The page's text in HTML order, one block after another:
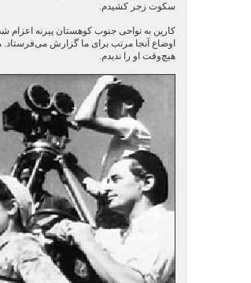
سکوت زجر کشیدم.
کارین به نواحی جنوب کوهستان پیرنه اعزام
اوضاع آنجا مرتب برای ما گزارش می‌فرستاد.
هیچ‌وقت او را ندیدم.